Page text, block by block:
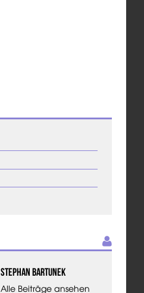
Stephan Bartunek
Alle Beiträge ansehen